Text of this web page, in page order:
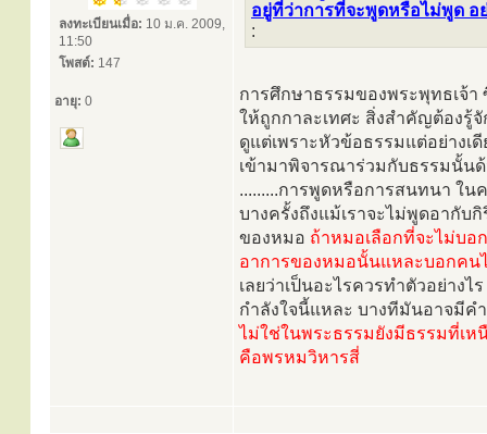
ลงทะเบียนเมื่อ: 10 ม.ค. 2009,
11:50
โพสต์: 147
อายุ: 0
อยู่ที่ว่าการที่จะพูดหรือไม่พูด อ
:
การศึกษาธรรมของพระพุทธเจ้า
ให้ถูกกาละเทศะ สิ่งสำคัญต้องรู้
ดูแต่เพราะหัวข้อธรรมแต่อย่าง
เข้ามาพิจารณาร่วมกับธรรมนั้น
.........การพูดหรือการสนทนา ใ
บางครั้งถึงแม้เราจะไม่พูดอากับ
ของหมอ ถ้าหมอเลือกที่จะไม่บอ
อาการของหมอนั้นแหละบอกคน
เลยว่าเป็นอะไรควรทำตัวอย่าง
กำลังใจนี้แหละ บางทีมันอาจมีค
ไม่ใช่ในพระธรรมยังมีธรรมที่เห
คือพรหมวิหารสี่